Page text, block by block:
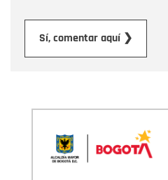
Sí, comentar aquí ❯